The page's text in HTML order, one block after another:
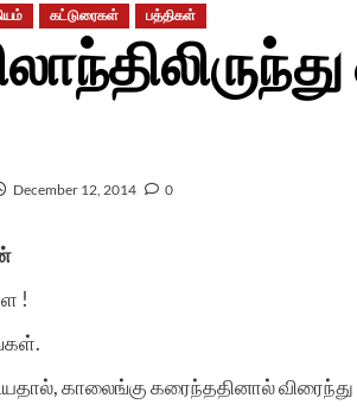
கட்டுரைகள் பத்திகள்
December 12, 2014 0
!
காலைங்கு கரைந்ததினால்